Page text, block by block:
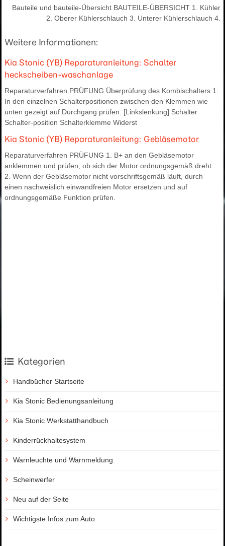
Bauteile und bauteile-Übersicht BAUTEILE-ÜBERSICHT 1. Kühler
2. Oberer Kühlerschlauch 3. Unterer Kühlerschlauch 4.
Weitere Informationen:
Kia Stonic (YB) Reparaturanleitung: Schalter
heckscheiben-waschanlage
Reparaturverfahren PRÜFUNG Überprüfung des Kombischalters 1.
In den einzelnen Schalterpositionen zwischen den Klemmen wie
unten gezeigt auf Durchgang prüfen. [Linkslenkung] Schalter
Schalter-position Schalterklemme Widerst
Kia Stonic (YB) Reparaturanleitung: Gebläsemotor
Reparaturverfahren PRÜFUNG 1. B+ an den Gebläsemotor
anklemmen und prüfen, ob sich der Motor ordnungsgemäß dreht.
2. Wenn der Gebläsemotor nicht vorschriftsgemäß läuft, durch
einen nachweislich einwandfreien Motor ersetzen und auf
ordnungsgemäße Funktion prüfen.
Kategorien
Handbücher Startseite
Kia Stonic Bedienungsanleitung
Kia Stonic Werkstatthandbuch
Kinderrückhaltesystem
Warnleuchte und Warnmeldung
Scheinwerfer
Neu auf der Seite
Wichtigste Infos zum Auto